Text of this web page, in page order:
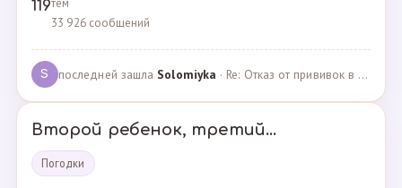
119тем
33 926 сообщений
S последней зашла Solomiyka · Re: Отказ от прививок в роддоме · 07.05.2022
Второй ребенок, третий...
Погодки